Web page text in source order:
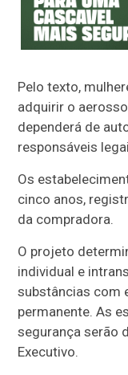
Pelo texto,
adquirir o
dependerá de
responsáveis
Os
cinco anos,
da compradora.
O projeto
individual e
substâncias com
permanente. As
segurança serão
Executivo.